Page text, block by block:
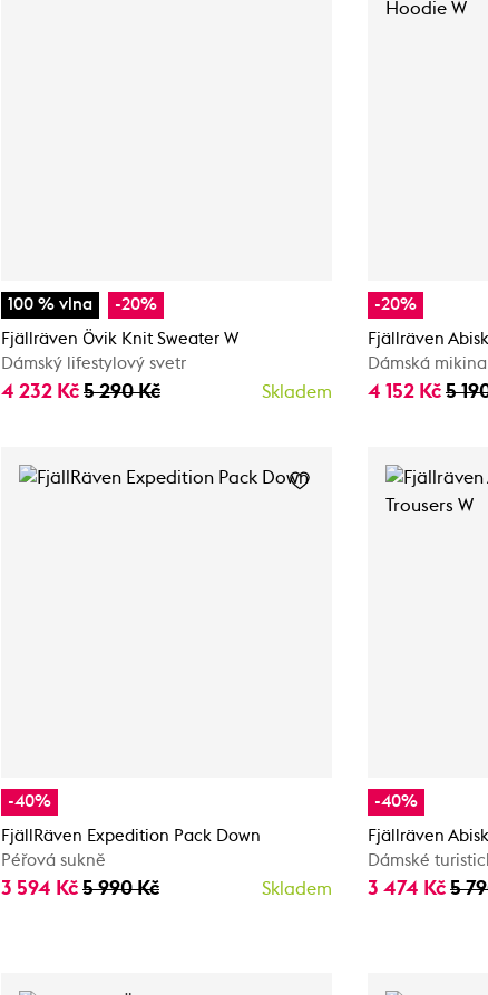
100 % vlna -20%
Fjällräven Övik Knit Sweater W
Dámský lifestylový svetr
4 232 Kč 5 290 Kč Skladem
-20%
Fjällräven
Dámská mikina
4 152 Kč 5
-40%
FjällRäven Expedition Pack Down
Péřová sukně
3 594 Kč 5 990 Kč Skladem
-40%
Fjällräven
Dámské
3 474 Kč 5